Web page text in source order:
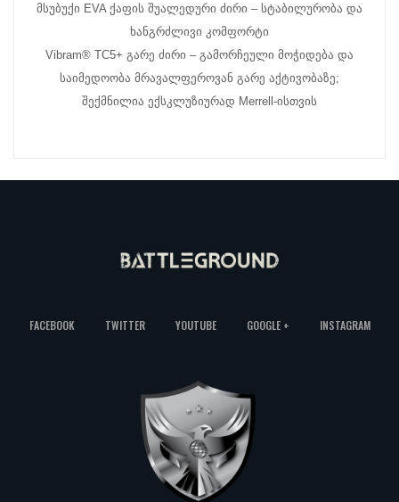
მსუბუქი EVA ქაფის შუალედური ძირი – სტაბილურობა და
ხანგრძლივი კომფორტი
Vibram® TC5+ გარე ძირი – გამორჩეული მოჭიდება და
საიმედოობა მრავალფეროვან გარე აქტივობაზე;
შექმნილია ექსკლუზიურად Merrell-ისთვის
FACEBOOK TWITTER YOUTUBE GOOGLE + INSTAGRAM